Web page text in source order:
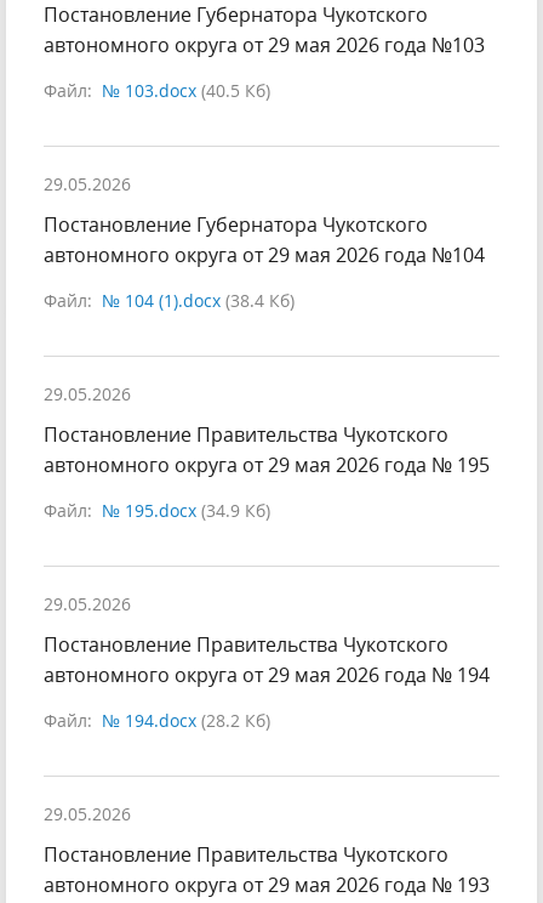
Постановление Губернатора Чукотского
автономного округа от 29 мая 2026 года №103
Файл: № 103.docx (40.5 Кб)
29.05.2026
Постановление Губернатора Чукотского
автономного округа от 29 мая 2026 года №104
Файл: № 104 (1).docx (38.4 Кб)
29.05.2026
Постановление Правительства Чукотского
автономного округа от 29 мая 2026 года № 195
Файл: № 195.docx (34.9 Кб)
29.05.2026
Постановление Правительства Чукотского
автономного округа от 29 мая 2026 года № 194
Файл: № 194.docx (28.2 Кб)
29.05.2026
Постановление Правительства Чукотского
автономного округа от 29 мая 2026 года № 193